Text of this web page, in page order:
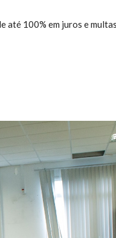
até 100% em juros e